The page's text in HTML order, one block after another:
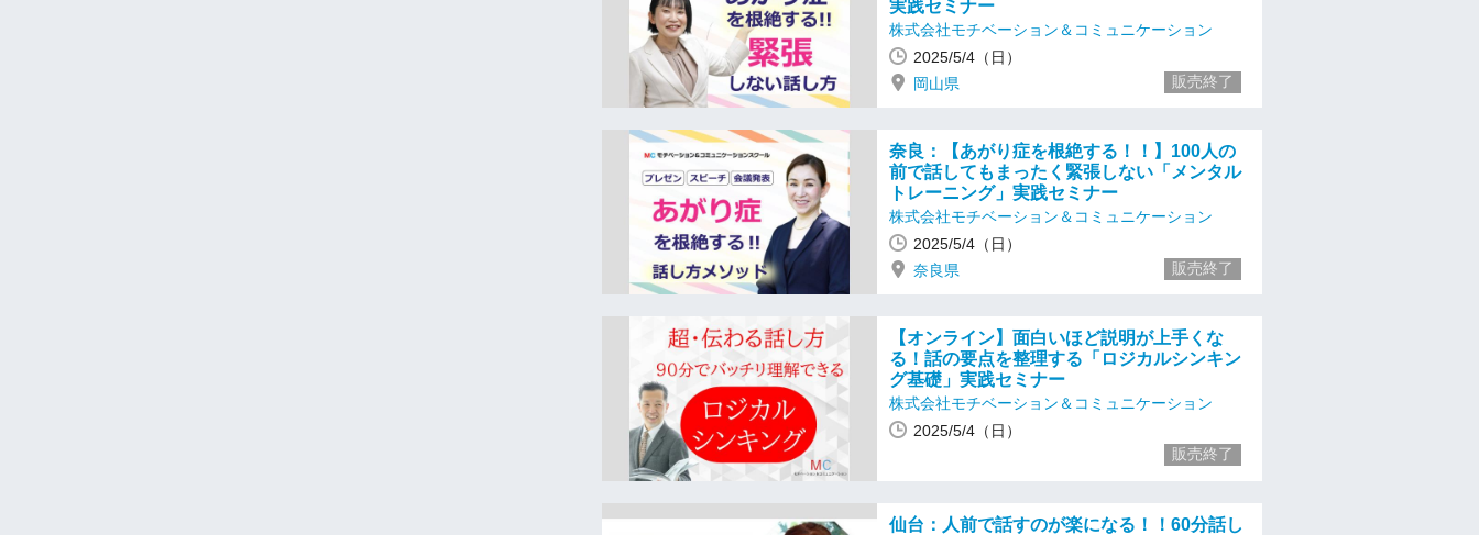
実践セミナー
株式会社モチベーション＆コミュニケーション
2025/5/4（日）
岡山県
販売終了
奈良：【あがり症を根絶する！！】100人の
前で話してもまったく緊張しない「メンタル
トレーニング」実践セミナー
株式会社モチベーション＆コミュニケーション
2025/5/4（日）
奈良県
販売終了
【オンライン】面白いほど説明が上手くな
る！話の要点を整理する「ロジカルシンキン
グ基礎」実践セミナー
株式会社モチベーション＆コミュニケーション
2025/5/4（日）
販売終了
仙台：人前で話すのが楽になる！！60分話し